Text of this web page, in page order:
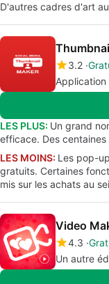
D'autres cadres d'art
3.2
LES PLUS: Un grand
efficace. Des centaines
LES MOINS: Les pop-
gratuits. Certaines
mis sur les achats au
Video
4.3
Un autre